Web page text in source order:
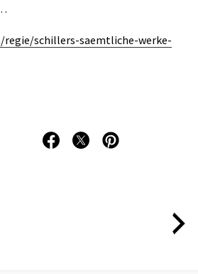
regie/schillers-saemtliche-werke-